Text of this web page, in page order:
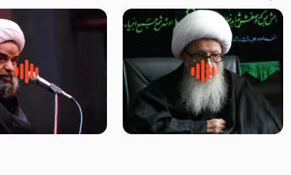
زوّار اربعین امام حسین (علیه
السلام) با این اشتیاق به زیارت
روضه جانسوز پاره
حسن مجتبی علیه